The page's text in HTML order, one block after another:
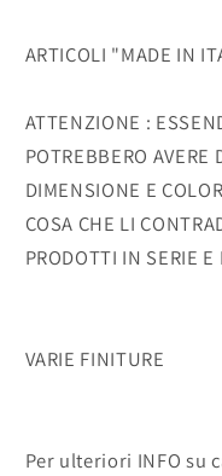
ARTICOLI "MADE IN
ATTENZIONE :
POTREBBERO AVERE
DIMENSIONE E
COSA CHE LI
PRODOTTI IN SERIE
VARIE FINITURE
Per ulteriori INFO su